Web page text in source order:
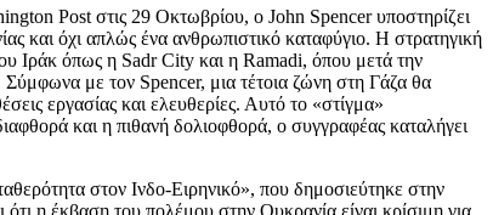
Post στις 29 Οκτωβρίου, ο John Spencer υποστηρίζει
και όχι απλώς ένα ανθρωπιστικό καταφύγιο. Η στρατηγική
Ιράκ όπως η Sadr City και η Ramadi, όπου μετά την
με τον Spencer, μια τέτοια ζώνη στη Γάζα θα
εργασίας και ελευθερίες. Αυτό το «στίγμα»
και η πιθανή δολιοφθορά, ο συγγραφέας καταλήγει
στον Ινδο-Ειρηνικό», που δημοσιεύτηκε στην
η έκβαση του πολέμου στην Ουκρανία είναι κρίσιμη για